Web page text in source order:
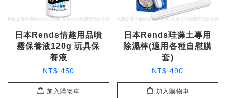
日本Rends情趣用品噴
霧保養液120g 玩具保
養液
NT$ 450
加入購物車
日本Rends珪藻土專用
除濕棒(適用各種自慰膜
套)
NT$ 490
加入購物車